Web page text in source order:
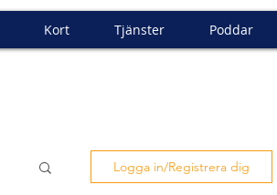
Kort Tjänster Poddar
Logga in/Registrera dig